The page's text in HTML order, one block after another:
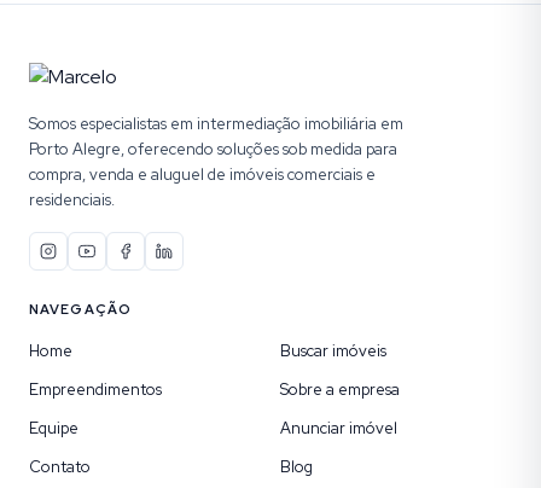
Somos especialistas em intermediação imobiliária em
Porto Alegre, oferecendo soluções sob medida para
compra, venda e aluguel de imóveis comerciais e
residenciais.
NAVEGAÇÃO
Home
Buscar imóveis
Empreendimentos
Sobre a empresa
Equipe
Anunciar imóvel
Contato
Blog